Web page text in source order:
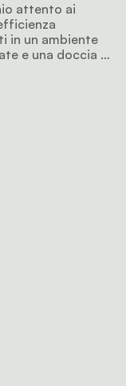
attento ai
in un ambiente
e una doccia a
un riposo